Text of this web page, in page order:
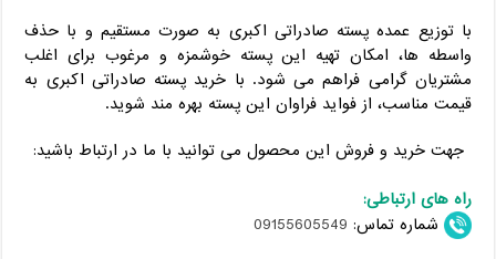
با توزیع عمده پسته صادراتی اکبری به صورت مستقیم و با حذف
واسطه ها، امکان تهیه این پسته خوشمزه و مرغوب برای اغلب
مشتریان گرامی فراهم می شود. با خرید پسته صادراتی اکبری به
قیمت مناسب، از فواید فراوان این پسته بهره مند شوید.
جهت خرید و فروش این محصول می توانید با ما در ارتباط باشید:
راه های ارتباطی:
شماره تماس: 09155605549